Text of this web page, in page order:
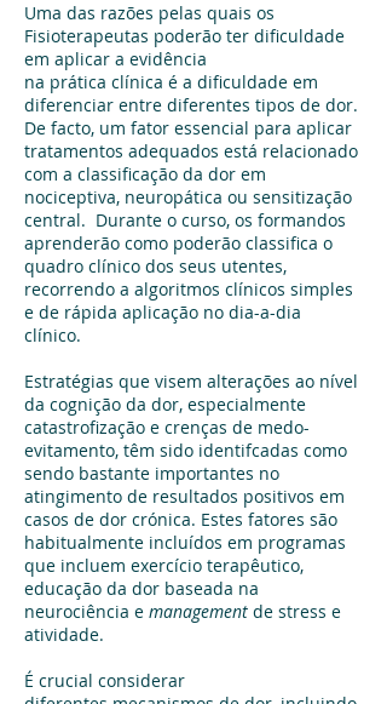
Uma das razões pelas quais os
Fisioterapeutas poderão ter dificuldade
em aplicar a evidência
na prática clínica é a dificuldade em
diferenciar entre diferentes tipos de dor.
De facto, um fator essencial para aplicar
tratamentos adequados está relacionado
com a classificação da dor em
nociceptiva, neuropática ou sensitização
central. Durante o curso, os formandos
aprenderão como poderão classifica o
quadro clínico dos seus utentes,
recorrendo a algoritmos clínicos simples
e de rápida aplicação no dia-a-dia
clínico.
Estratégias que visem alterações ao nível
da cognição da dor, especialmente
catastrofização e crenças de medo-
evitamento, têm sido identifcadas como
sendo bastante importantes no
atingimento de resultados positivos em
casos de dor crónica. Estes fatores são
habitualmente incluídos em programas
que incluem exercício terapêutico,
educação da dor baseada na
neurociência e management de stress e
atividade.
É crucial considerar